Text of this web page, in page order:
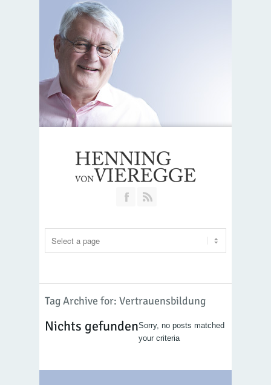
Join our Facebook Group
Tag Archive for: Vertrauensbildung
Nichts gefundenSorry, no posts matched
your criteria